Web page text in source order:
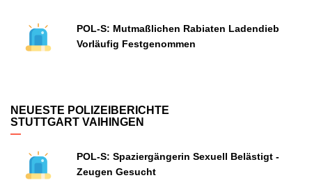
POL-S: Mutmaßlichen Rabiaten Ladendieb
Vorläufig Festgenommen
NEUESTE POLIZEIBERICHTE
STUTTGART VAIHINGEN
POL-S: Spaziergängerin Sexuell Belästigt -
Zeugen Gesucht